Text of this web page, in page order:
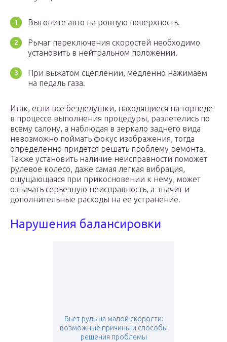
Выгоните авто на ровную поверхность.
Рычаг переключения скоростей необходимо
установить в нейтральном положении.
При выжатом сцеплении, медленно нажимаем
на педаль газа.
Итак, если все безделушки, находящиеся на торпеде
в процессе выполнения процедуры, разлетелись по
всему салону, а наблюдая в зеркало заднего вида
невозможно поймать фокус изображения, тогда
определенно придется решать проблему ремонта.
Также установить наличие неисправности поможет
рулевое колесо, даже самая легкая вибрация,
ощущающаяся при прикосновении к нему, может
означать серьезную неисправность, а значит и
дополнительные расходы на ее устранение.
Нарушения балансировки
Бьет руль на малой скорости:
возможные причины и способы
решения проблемы